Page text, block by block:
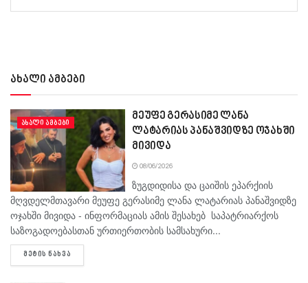
ახალი ამბები
ᲐᲮᲐᲚᲘ ᲐᲛᲑᲔᲑᲘ
მეუფე გერასიმე ლანა
ლატარიას პანაშვიდზე ოჯახში
მივიდა
08/06/2026
ზუგდიდისა და ცაიშის ეპარქიის
მღვდელმთავარი მეუფე გერასიმე ლანა ლატარიას პანაშვიდზე
ოჯახში მივიდა - ინფორმაციას ამის შესახებ საპატრიარქოს
საზოგადოებასთან ურთიერთობის სამსახური...
ᲛᲔᲢᲘᲡ ᲜᲐᲮᲕᲐ